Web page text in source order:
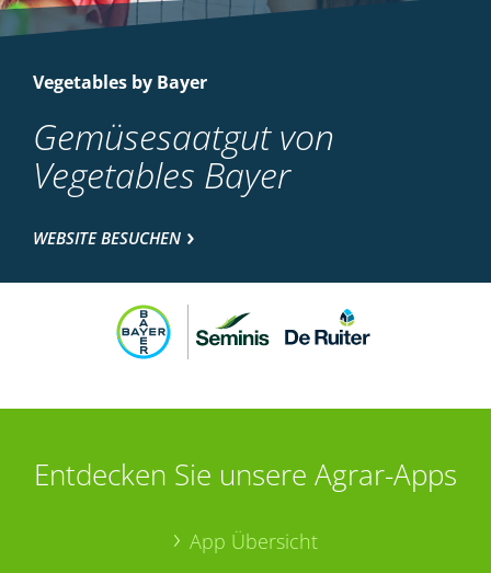
Vegetables by Bayer
Gemüsesaatgut von
Vegetables Bayer
WEBSITE BESUCHEN
Entdecken Sie unsere Agrar-Apps
App Übersicht